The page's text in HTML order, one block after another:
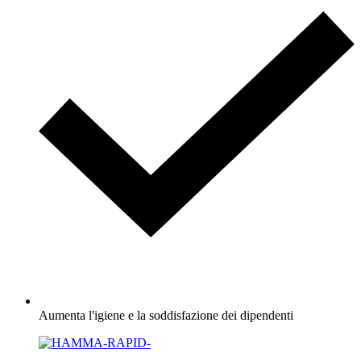
Aumenta l'igiene e la soddisfazione dei dipendenti